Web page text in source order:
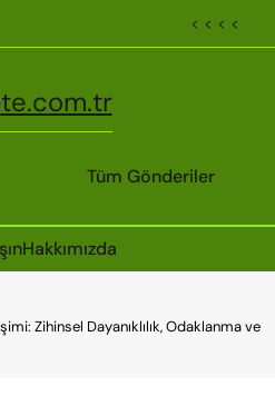
< < < <
Tüm Gönderiler
Hakkımızda
Zihinsel Dayanıklılık, Odaklanma ve